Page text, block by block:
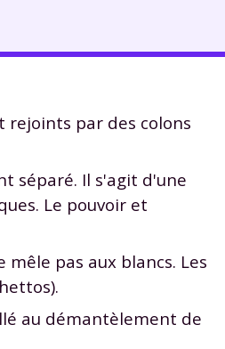
rejoints par des colons
séparé. Il s'agit d'une
Le pouvoir et
pas aux blancs. Les
au démantèlement de